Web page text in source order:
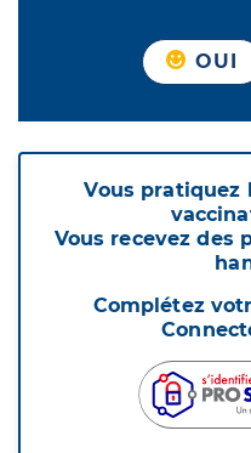
OUI
Vous pratiquez
Vous recevez des
Complétez